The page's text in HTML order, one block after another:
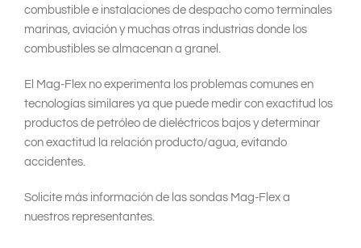
combustible e instalaciones de despacho como terminales
marinas, aviación y muchas otras industrias donde los
combustibles se almacenan a granel.
El Mag-Flex no experimenta los problemas comunes en
tecnologías similares ya que puede medir con exactitud los
productos de petróleo de dieléctricos bajos y determinar
con exactitud la relación producto/agua, evitando
accidentes.
Solicite más información de las sondas Mag-Flex a
nuestros representantes.